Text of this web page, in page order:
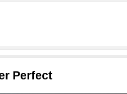
Perfect